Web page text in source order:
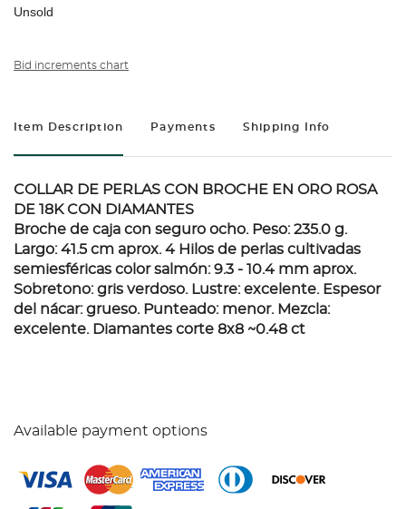
Unsold
Bid increments chart
Item Description Payments Shipping Info
COLLAR DE PERLAS CON BROCHE EN ORO ROSA
DE 18K CON DIAMANTES
Broche de caja con seguro ocho. Peso: 235.0 g.
Largo: 41.5 cm aprox. 4 Hilos de perlas cultivadas
semiesféricas color salmón: 9.3 - 10.4 mm aprox.
Sobretono: gris verdoso. Lustre: excelente. Espesor
del nácar: grueso. Punteado: menor. Mezcla:
excelente. Diamantes corte 8x8 ~0.48 ct
Available payment options